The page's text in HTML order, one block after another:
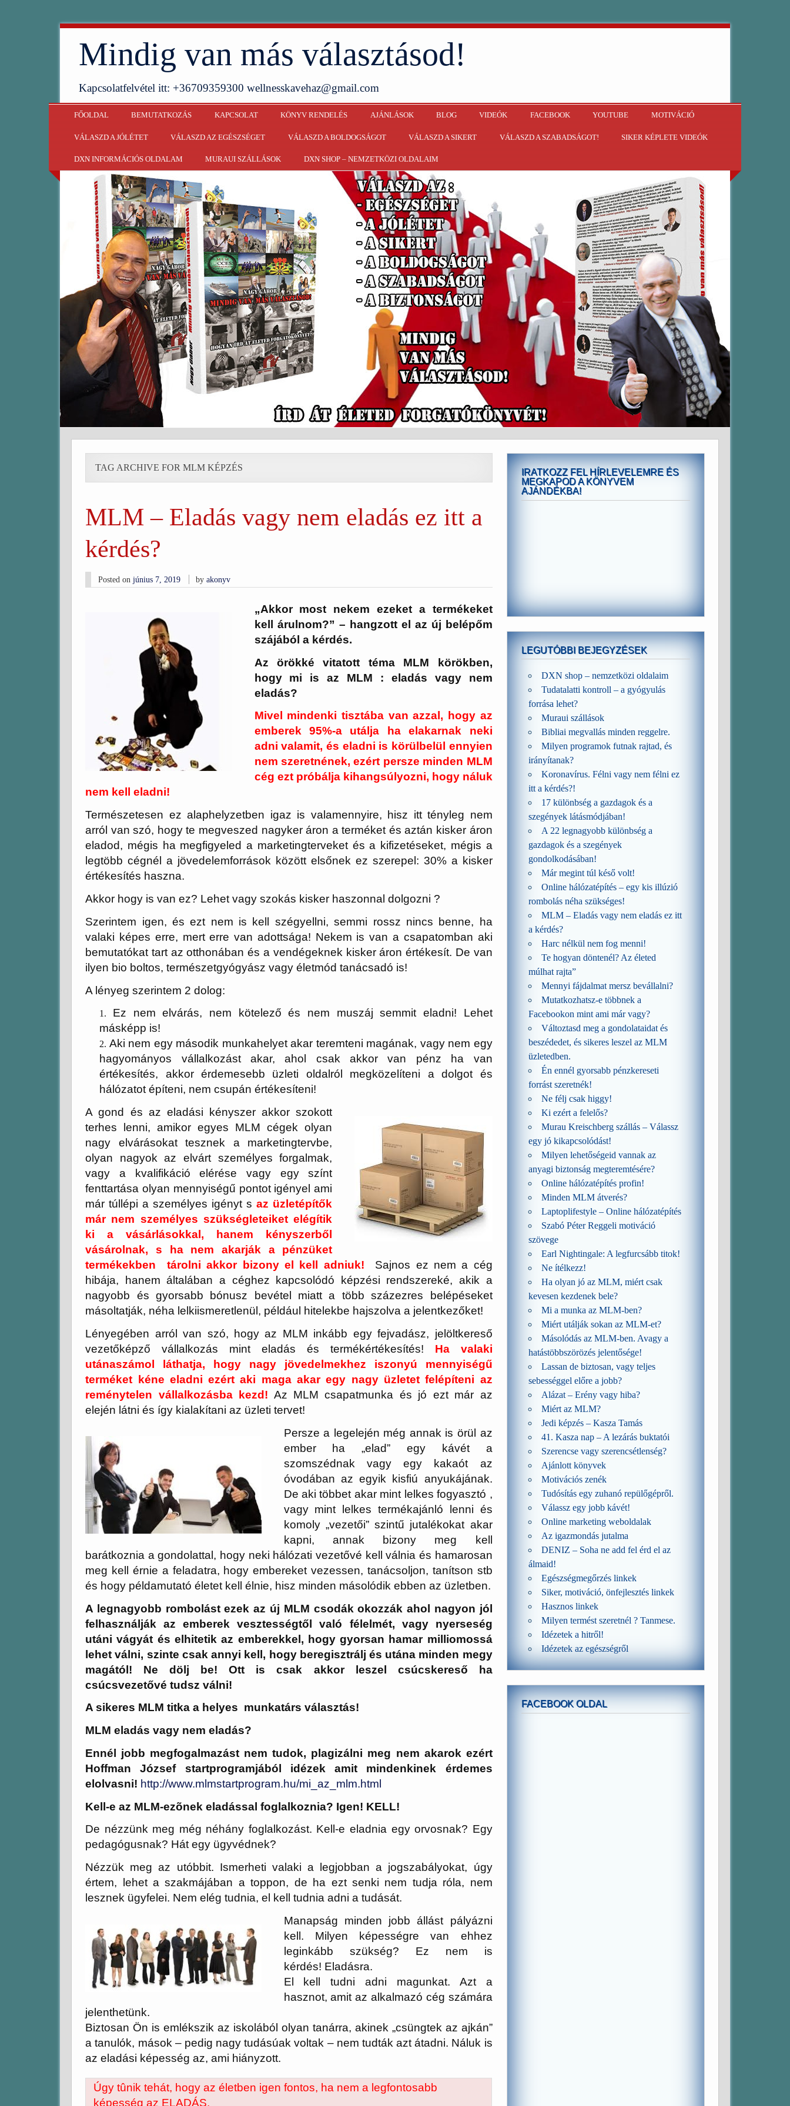
Mindig van más választásod!
Kapcsolatfelvétel itt: +36709359300 wellnesskavehaz@gmail.com
FŐOLDAL BEMUTATKOZÁS KAPCSOLAT KÖNYV RENDELÉS AJÁNLÁSOK BLOG VIDEÓK FACEBOOK YOUTUBE MOTIVÁCIÓ
VÁLASZD A JÓLÉTET VÁLASZD AZ EGÉSZSÉGET VÁLASZD A BOLDOGSÁGOT VÁLASZD A SIKERT VÁLASZD A SZABADSÁGOT! SIKER KÉPLETE VIDEÓK
DXN INFORMÁCIÓS OLDALAM MURAUI SZÁLLÁSOK DXN SHOP – NEMZETKÖZI OLDALAIM
TAG ARCHIVE FOR MLM KÉPZÉS
MLM – Eladás vagy nem eladás ez itt a
kérdés?
Posted on június 7, 2019 byakonyv
„Akkor most nekem ezeket a termékeket
kell árulnom?” – hangzott el az új belépőm
szájából a kérdés.
Az örökké vitatott téma MLM körökben,
hogy mi is az MLM : eladás vagy nem
eladás?
Mivel mindenki tisztába van azzal, hogy az
emberek 95%-a utálja ha elakarnak neki
adni valamit, és eladni is körülbelül ennyien
nem szeretnének, ezért persze minden MLM
cég ezt próbálja kihangsúlyozni, hogy náluk
nem kell eladni!
Természetesen ez alaphelyzetben igaz is valamennyire, hisz itt tényleg nem
arról van szó, hogy te megveszed nagyker áron a terméket és aztán kisker áron
eladod, mégis ha megfigyeled a marketingterveket és a kifizetéseket, mégis a
legtöbb cégnél a jövedelemforrások között elsőnek ez szerepel: 30% a kisker
értékesítés haszna.
Akkor hogy is van ez? Lehet vagy szokás kisker haszonnal dolgozni ?
Szerintem igen, és ezt nem is kell szégyellni, semmi rossz nincs benne, ha
valaki képes erre, mert erre van adottsága! Nekem is van a csapatomban aki
bemutatókat tart az otthonában és a vendégeknek kisker áron értékesít. De van
ilyen bio boltos, természetgyógyász vagy életmód tanácsadó is!
A lényeg szerintem 2 dolog:
Ez nem elvárás, nem kötelező és nem muszáj semmit eladni! Lehet
másképp is!
Aki nem egy második munkahelyet akar teremteni magának, vagy nem egy
hagyományos vállalkozást akar, ahol csak akkor van pénz ha van
értékesítés, akkor érdemesebb üzleti oldalról megközelíteni a dolgot és
hálózatot építeni, nem csupán értékesíteni!
A gond és az eladási kényszer akkor szokott
terhes lenni, amikor egyes MLM cégek olyan
nagy elvárásokat tesznek a marketingtervbe,
olyan nagyok az elvárt személyes forgalmak,
vagy a kvalifikáció elérése vagy egy színt
fenttartása olyan mennyiségű pontot igényel ami
már túllépi a személyes igényt saz üzletépítők
már nem személyes szükségleteiket elégítik
ki a vásárlásokkal, hanem kényszerből
vásárolnak, s ha nem akarják a pénzüket
termékekben tárolni akkor bizony el kell adniuk!
Sajnos ez nem a cég
hibája, hanem általában a céghez kapcsolódó képzési rendszereké, akik a
nagyobb és gyorsabb
bónusz bevétel miatt a több százezres belépéseket
másoltatják, néha lelkiismeretlenül, például hitelekbe hajszolva a jelentkezőket!
Lényegében arról van szó, hogy az MLM inkább egy fejvadász, jelöltkereső
vezetőképző vállalkozás mint eladás és termékértékesítés! Ha valaki
utánaszámol láthatja, hogy nagy jövedelmekhez iszonyú mennyiségű
terméket kéne eladni ezért aki maga akar egy nagy üzletet felépíteni az
reménytelen vállalkozásba kezd! Az MLM csapatmunka és jó ezt már az
elején látni és így kialakítani az üzleti tervet!
Persze a legelején még annak is örül az
ember ha „elad” egy kávét a
szomszédnak vagy egy kakaót az
óvodában az egyik kisfiú anyukájának.
De aki többet akar mint lelkes fogyasztó ,
vagy mint lelkes termékajánló lenni és
komoly „vezetői” szintű jutalékokat akar
kapni, annak bizony meg kell
barátkoznia a gondolattal, hogy neki hálózati vezetővé kell válnia és hamarosan
meg kell érnie a feladatra, hogy embereket vezessen, tanácsoljon, tanítson stb
és hogy példamutató életet kell élnie, hisz minden másolódik ebben az üzletben.
A legnagyobb rombolást ezek az új MLM csodák okozzák ahol nagyon jól
felhasználják az emberek vesztességtől való félelmét, vagy nyerseség
utáni vágyát és elhitetik az emberekkel, hogy gyorsan hamar milliomossá
lehet válni, szinte csak annyi kell, hogy beregisztrálj és utána minden megy
magától! Ne dölj be! Ott is csak akkor leszel csúcskereső ha
csúcsvezetővé tudsz válni!
A sikeres MLM titka a helyes munkatárs választás!
MLM eladás vagy nem eladás?
Ennél jobb megfogalmazást nem tudok, plagizálni meg nem akarok ezért
Hoffman József startprogramjából idézek amit mindenkinek érdemes
elolvasni! http://www.mlmstartprogram.hu/mi_az_mlm.html
Kell-e az MLM-ezõnek eladással foglalkoznia? Igen! KELL!
De nézzünk meg még néhány foglalkozást. Kell-e eladnia egy orvosnak? Egy
pedagógusnak? Hát egy ügyvédnek?
Nézzük meg az utóbbit. Ismerheti valaki a legjobban a jogszabályokat, úgy
értem, lehet a szakmájában a toppon, de ha ezt senki nem tudja róla, nem
lesznek ügyfelei. Nem elég tudnia, el kell tudnia adni a tudását.
Manapság minden jobb állást pályázni
kell . Milyen képességre van ehhez
leginkább szükség? Ez nem is
kérdés! Eladásra.
El kell tudni adni magunkat. Azt a
hasznot, amit az alkalmazó cég számára
jelenthetünk.
Biztosan Ön is emlékszik az iskolából olyan tanárra, akinek „csüngtek az ajkán”
a tanulók, mások – pedig nagy tudásúak voltak – nem tudták azt átadni. Náluk is
azeladási képesség az, ami hiányzott.
Úgy tûnik tehát, hogy az életben igen fontos, ha nem a legfontosabb
képesség az ELADÁS.
IRATKOZZ FEL HÍRLEVELEMRE ÉS
MEGKAPOD A KÖNYVEM
AJÁNDÉKBA!
LEGUTÓBBI BEJEGYZÉSEK
DXN shop – nemzetközi oldalaim
Tudatalatti kontroll – a gyógyulás
forrása lehet?
Muraui szállások
Bibliai megvallás minden reggelre.
Milyen programok futnak rajtad, és
irányítanak?
Koronavírus. Félni vagy nem félni ez
itt a kérdés?!
17 különbség a gazdagok és a
szegények látásmódjában!
A 22 legnagyobb különbség a
gazdagok és a szegények
gondolkodásában!
Már megint túl késő volt!
Online hálózatépítés – egy kis illúzió
rombolás néha szükséges!
MLM – Eladás vagy nem eladás ez itt
a kérdés?
Harc nélkül nem fog menni!
Te hogyan döntenél? Az életed
múlhat rajta”
Mennyi fájdalmat mersz bevállalni?
Mutatkozhatsz-e többnek a
Facebookon mint ami már vagy?
Változtasd meg a gondolataidat és
beszédedet, és sikeres leszel az MLM
üzletedben.
Én ennél gyorsabb pénzkereseti
forrást szeretnék!
Ne félj csak higgy!
Ki ezért a felelős?
Murau Kreischberg szállás – Válassz
egy jó kikapcsolódást!
Milyen lehetőségeid vannak az
anyagi biztonság megteremtésére?
Online hálózatépítés profin!
Minden MLM átverés?
Laptoplifestyle – Online hálózatépítés
Szabó Péter Reggeli motiváció
szövege
Earl Nightingale: A legfurcsább titok!
Ne ítélkezz!
Ha olyan jó az MLM, miért csak
kevesen kezdenek bele?
Mi a munka az MLM-ben?
Miért utálják sokan az MLM-et?
Másolódás az MLM-ben. Avagy a
hatástöbbszörözés jelentősége!
Lassan de biztosan, vagy teljes
sebességgel előre a jobb?
Alázat – Erény vagy hiba?
Miért az MLM?
Jedi képzés – Kasza Tamás
41. Kasza nap – A lezárás buktatói
Szerencse vagy szerencsétlenség?
Ajánlott könyvek
Motivációs zenék
Tudósítás egy zuhanó repülőgépről.
Válassz egy jobb kávét!
Online marketing weboldalak
Az igazmondás jutalma
DENIZ – Soha ne add fel érd el az
álmaid!
Egészségmegőrzés linkek
Siker, motiváció, önfejlesztés linkek
Hasznos linkek
Milyen termést szeretnél ? Tanmese.
Idézetek a hitről!
Idézetek az egészségről
FACEBOOK OLDAL